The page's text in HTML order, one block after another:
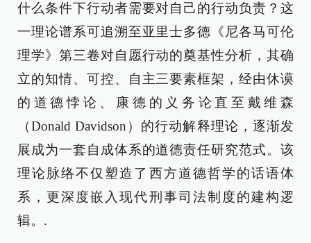
什么条件下行动者需要对自己的行动负责？这
一理论谱系可追溯至亚里士多德《尼各马可伦
理学》第三卷对自愿行动的奠基性分析，其确
立的知情、可控、自主三要素框架，经由休谟
的道德悖论、康德的义务论直至戴维森
（Donald Davidson）的行动解释理论，逐渐发
展成为一套自成体系的道德责任研究范式。该
理论脉络不仅塑造了西方道德哲学的话语体
系，更深度嵌入现代刑事司法制度的建构逻
辑。.